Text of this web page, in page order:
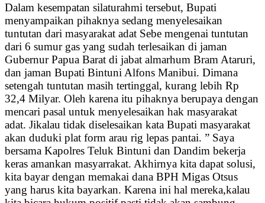
Dalam kesempatan silaturahmi tersebut, Bupati
menyampaikan pihaknya sedang menyelesaikan
tuntutan dari masyarakat adat Sebe mengenai tuntutan
dari 6 sumur gas yang sudah terlesaikan di jaman
Gubernur Papua Barat di jabat almarhum Bram Ataruri,
dan jaman Bupati Bintuni Alfons Manibui. Dimana
setengah tuntutan masih tertinggal, kurang lebih Rp
32,4 Milyar. Oleh karena itu pihaknya berupaya dengan
mencari pasal untuk menyelesaikan hak masyarakat
adat. Jikalau tidak diselesaikan kata Bupati masyarakat
akan duduki plat form arau rig lepas pantai. ” Saya
bersama Kapolres Teluk Bintuni dan Dandim bekerja
keras amankan masyarrakat. Akhirnya kita dapat solusi,
kita bayar dengan memakai dana BPH Migas Otsus
yang harus kita bayarkan. Karena ini hal mereka,kalau